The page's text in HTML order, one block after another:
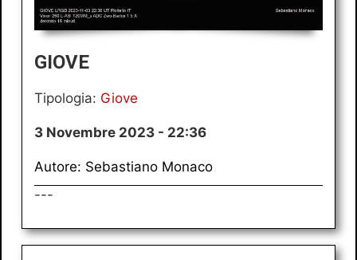
GIOVE
Tipologia: Giove
3 Novembre 2023 - 22:36
Autore: Sebastiano Monaco
---